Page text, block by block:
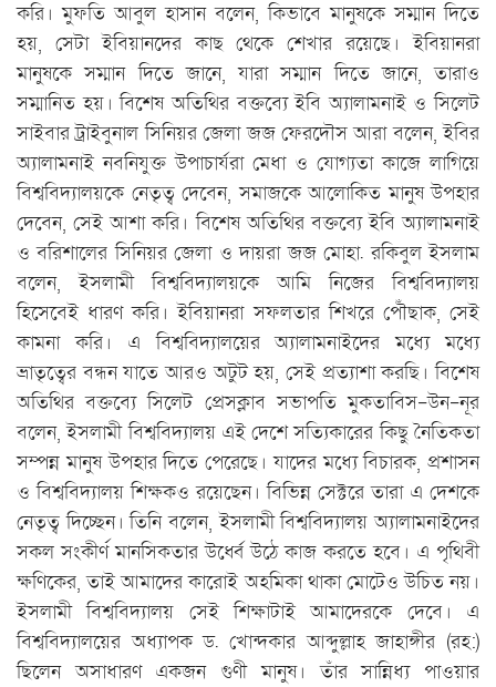
করি। মুফতি আবুল হাসান বলেন, কিভাবে মানুষকে সম্মান দিতে
হয়, সেটা ইবিয়ানদের কাছ থেকে শেখার রয়েছে। ইবিয়ানরা
মানুষকে সম্মান দিতে জানে, যারা সম্মান দিতে জানে, তারাও
সম্মানিত হয়। বিশেষ অতিথির বক্তব্যে ইবি অ্যালামনাই ও সিলেট
সাইবার ট্রাইবুনাল সিনিয়র জেলা জজ ফেরদৌস আরা বলেন, ইবির
অ্যালামনাই নবনিযুক্ত উপাচার্যরা মেধা ও যোগ্যতা কাজে লাগিয়ে
বিশ্ববিদ্যালয়কে নেতৃত্ব দেবেন, সমাজকে আলোকিত মানুষ উপহার
দেবেন, সেই আশা করি। বিশেষ অতিথির বক্তব্যে ইবি অ্যালামনাই
ও বরিশালের সিনিয়র জেলা ও দায়রা জজ মোহা. রকিবুল ইসলাম
বলেন, ইসলামী বিশ্ববিদ্যালয়কে আমি নিজের বিশ্ববিদ্যালয়
হিসেবেই ধারণ করি। ইবিয়ানরা সফলতার শিখরে পৌঁছাক, সেই
কামনা করি। এ বিশ্ববিদ্যালয়ের অ্যালামনাইদের মধ্যে মধ্যে
ভ্রাতৃত্বের বন্ধন যাতে আরও অটুট হয়, সেই প্রত্যাশা করছি। বিশেষ
অতিথির বক্তব্যে সিলেট প্রেসক্লাব সভাপতি মুকতাবিস-উন-নূর
বলেন, ইসলামী বিশ্ববিদ্যালয় এই দেশে সত্যিকারের কিছু নৈতিকতা
সম্পন্ন মানুষ উপহার দিতে পেরেছে। যাদের মধ্যে বিচারক, প্রশাসন
ও বিশ্ববিদ্যালয় শিক্ষকও রয়েছেন। বিভিন্ন সেক্টরে তারা এ দেশকে
নেতৃত্ব দিচ্ছেন। তিনি বলেন, ইসলামী বিশ্ববিদ্যালয় অ্যালামনাইদের
সকল সংকীর্ণ মানসিকতার উর্ধ্বে উঠে কাজ করতে হবে। এ পৃথিবী
ক্ষণিকের, তাই আমাদের কারোই অহমিকা থাকা মোটেও উচিত নয়।
ইসলামী বিশ্ববিদ্যালয় সেই শিক্ষাটাই আমাদেরকে দেবে। এ
বিশ্ববিদ্যালয়ের অধ্যাপক ড. খোন্দকার আব্দুল্লাহ জাহাঙ্গীর (রহ:)
ছিলেন অসাধারণ একজন গুণী মানুষ। তাঁর সান্নিধ্য পাওয়ার